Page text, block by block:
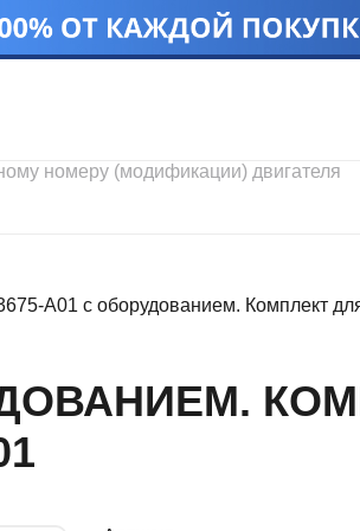
Скидки
А01 с оборудованием. Комплект